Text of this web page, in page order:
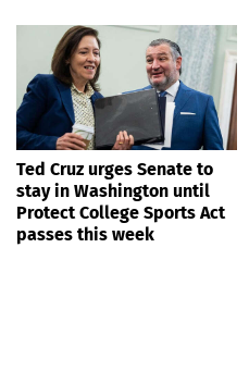
Ted Cruz urges Senate to
stay in Washington until
Protect College Sports Act
passes this week